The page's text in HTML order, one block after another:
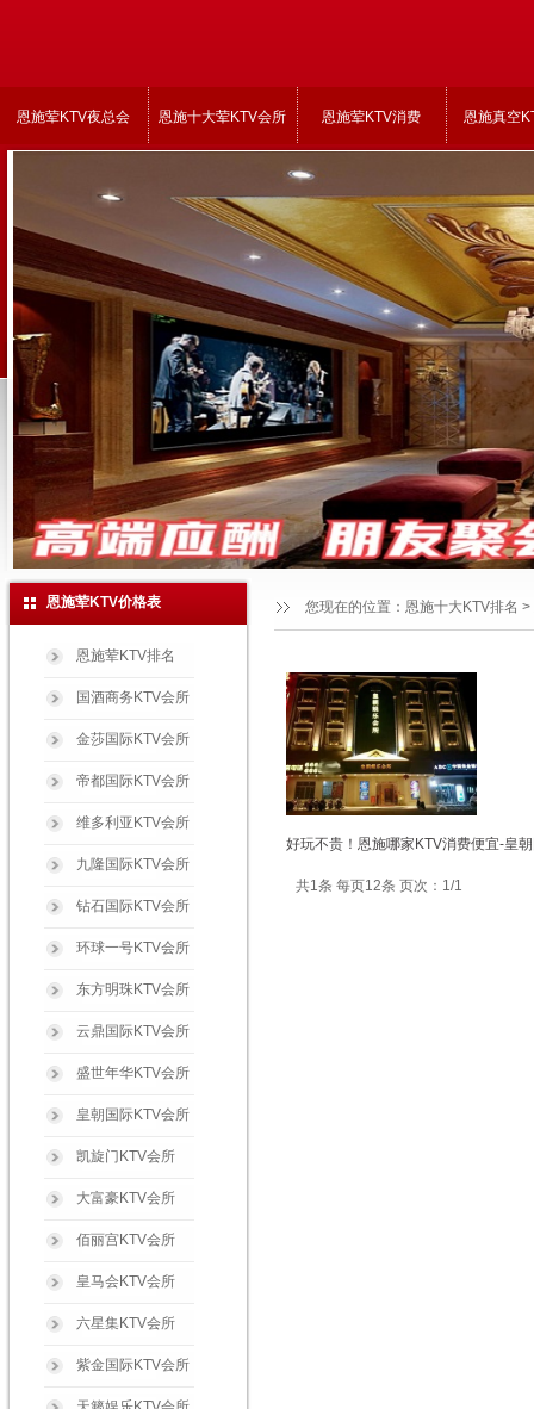
恩施荤KTV夜总会 恩施十大荤KTV会所 恩施荤KTV消费 恩施真空
恩施荤KTV价格表
恩施荤KTV排名
国酒商务KTV会所
金莎国际KTV会所
帝都国际KTV会所
维多利亚KTV会所
九隆国际KTV会所
钻石国际KTV会所
环球一号KTV会所
东方明珠KTV会所
云鼎国际KTV会所
盛世年华KTV会所
皇朝国际KTV会所
凯旋门KTV会所
大富豪KTV会所
佰丽宫KTV会所
皇马会KTV会所
六星集KTV会所
紫金国际KTV会所
好玩不贵！恩施哪家KTV消费便宜-皇
共1条 每页12条 页次：1/1
您现在的位置： 恩施十大KTV排名 >